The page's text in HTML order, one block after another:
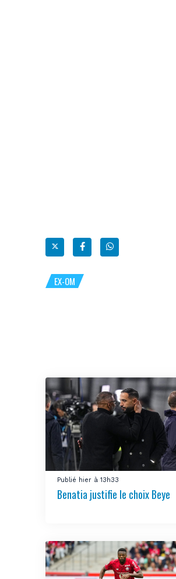
EX-OM
Publié hier à 13h33
Benatia justifie le choix Beye